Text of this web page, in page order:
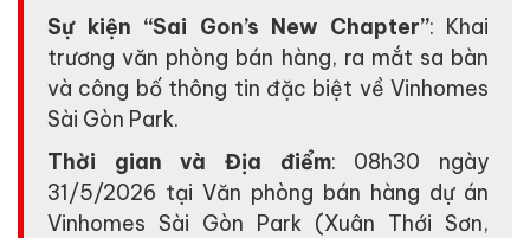
Sự kiện “Sai Gon’s New Chapter”: Khai
trương văn phòng bán hàng, ra mắt sa bàn
và công bố thông tin đặc biệt về Vinhomes
Sài Gòn Park.
Thời gian và Địa điểm: 08h30 ngày
31/5/2026 tại Văn phòng bán hàng dự án
Vinhomes Sài Gòn Park (Xuân Thới Sơn,